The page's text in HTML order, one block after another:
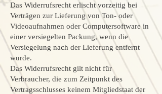
Das Widerrufsrecht erlischt vorzeitig bei
Verträgen zur Lieferung von Ton- oder
Videoaufnahmen oder Computersoftware in
einer versiegelten Packung, wenn die
Versiegelung nach der Lieferung entfernt
wurde.
Das Widerrufsrecht gilt nicht für
Verbraucher, die zum Zeitpunkt des
Vertragsschlusses keinem Mitgliedstaat der